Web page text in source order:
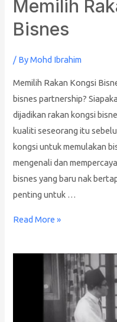
Memilih
Bisnes
/ ByMohd Ibrahim
Memilih Rakan Kongsi
bisnes partnership?
dijadikan rakan kongsi
kualiti seseorang itu
kongsi untuk memulakan
mengenali dan
bisnes yang baru nak
penting untuk …
Read More »